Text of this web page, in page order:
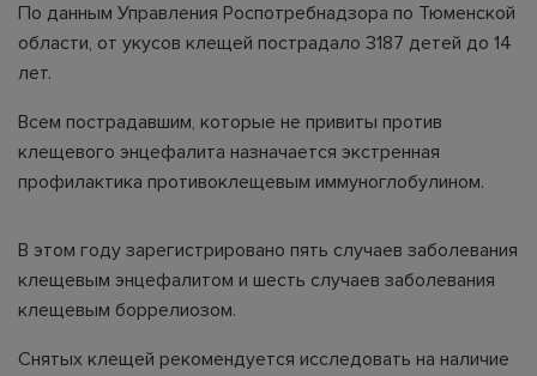
По данным Управления Роспотребнадзора по Тюменской
области, от укусов клещей пострадало 3187 детей до 14
лет.
Всем пострадавшим, которые не привиты против
клещевого энцефалита назначается экстренная
профилактика противоклещевым иммуноглобулином.
В этом году зарегистрировано пять случаев заболевания
клещевым энцефалитом и шесть случаев заболевания
клещевым боррелиозом.
Снятых клещей рекомендуется исследовать на наличие